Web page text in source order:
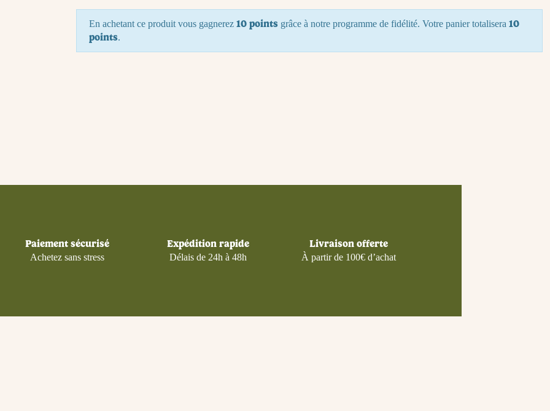
En achetant ce produit vous gagnerez 10 points grâce à notre programme de fidélité. Votre panier totalisera 10
points.
Paiement sécurisé
Achetez sans stress
Expédition rapide
Délais de 24h à 48h
Livraison offerte
À partir de 100€ d’achat